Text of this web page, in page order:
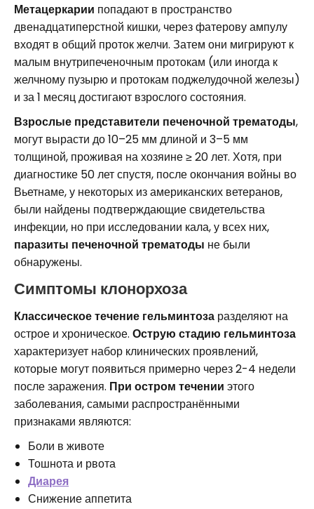
Метацеркарии попадают в пространство
двенадцатиперстной кишки, через фатерову ампулу
входят в общий проток желчи. Затем они мигрируют к
малым внутрипеченочным протокам (или иногда к
желчному пузырю и протокам поджелудочной железы)
и за 1 месяц достигают взрослого состояния.
Взрослые представители печеночной трематоды,
могут вырасти до 10–25 мм длиной и 3–5 мм
толщиной, проживая на хозяине ≥ 20 лет. Хотя, при
диагностике 50 лет спустя, после окончания войны во
Вьетнаме, у некоторых из американских ветеранов,
были найдены подтверждающие свидетельства
инфекции, но при исследовании кала, у всех них,
паразиты печеночной трематоды не были
обнаружены.
Симптомы клонорхоза
Классическое течение гельминтоза разделяют на
острое и хроническое. Острую стадию гельминтоза
характеризует набор клинических проявлений,
которые могут появиться примерно через 2-4 недели
после заражения. При остром течении этого
заболевания, самыми распространёнными
признаками являются:
Боли в животе
Тошнота и рвота
Диарея
Снижение аппетита